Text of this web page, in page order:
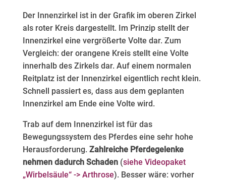
Der Innenzirkel ist in der Grafik im oberen Zirkel
als roter Kreis dargestellt. Im Prinzip stellt der
Innenzirkel eine vergrößerte Volte dar. Zum
Vergleich: der orangene Kreis stellt eine Volte
innerhalb des Zirkels dar. Auf einem normalen
Reitplatz ist der Innenzirkel eigentlich recht klein.
Schnell passiert es, dass aus dem geplanten
Innenzirkel am Ende eine Volte wird.
Trab auf dem Innenzirkel ist für das
Bewegungssystem des Pferdes eine sehr hohe
Herausforderung. Zahlreiche Pferdegelenke
nehmen dadurch Schaden(siehe Videopaket
„Wirbelsäule“ -> Arthrose). Besser wäre: vorher